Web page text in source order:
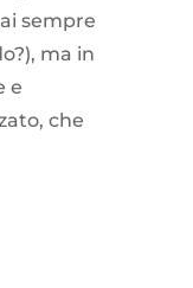
sempre
ma in
e
che